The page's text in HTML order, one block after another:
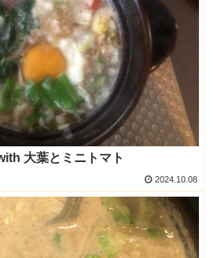
大葉とミニトマト
2024.10.08